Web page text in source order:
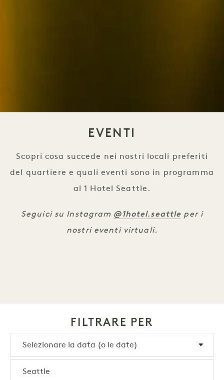
EVENTI
Scopri cosa succede nei nostri locali preferiti
del quartiere e quali eventi sono in programma
al 1 Hotel Seattle.
Seguici su Instagram @1hotel.seattle per i
nostri eventi virtuali.
FILTRARE PER